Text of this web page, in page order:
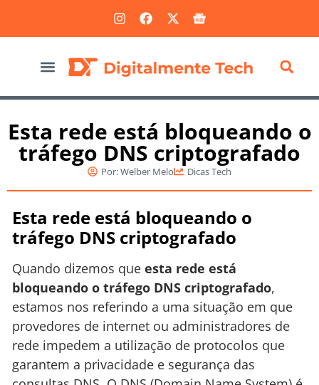
Esta rede está bloqueando o
tráfego DNS criptografado
Por:Welber Melo Dicas Tech
Esta rede está bloqueando o
tráfego DNS criptografado
Quando dizemos que esta rede está
bloqueando o tráfego DNS criptografado,
estamos nos referindo a uma situação em que
provedores de internet ou administradores de
rede impedem a utilização de protocolos que
garantem a privacidade e segurança das